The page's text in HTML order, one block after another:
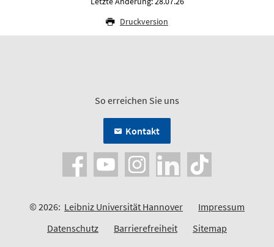
Druckversion
So erreichen Sie uns
Kontakt
© 2026: Leibniz Universität Hannover
Impressum
Datenschutz
Barrierefreiheit Sitemap